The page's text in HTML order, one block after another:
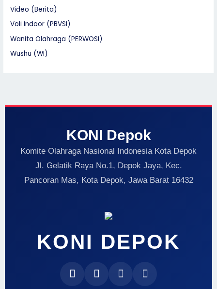
Video (Berita)
Voli Indoor (PBVSI)
Wanita Olahraga (PERWOSI)
Wushu (WI)
KONI Depok
Komite Olahraga Nasional Indonesia Kota Depok
Jl. Gelatik Raya No.1, Depok Jaya, Kec.
Pancoran Mas, Kota Depok, Jawa Barat 16432
KONI DEPOK